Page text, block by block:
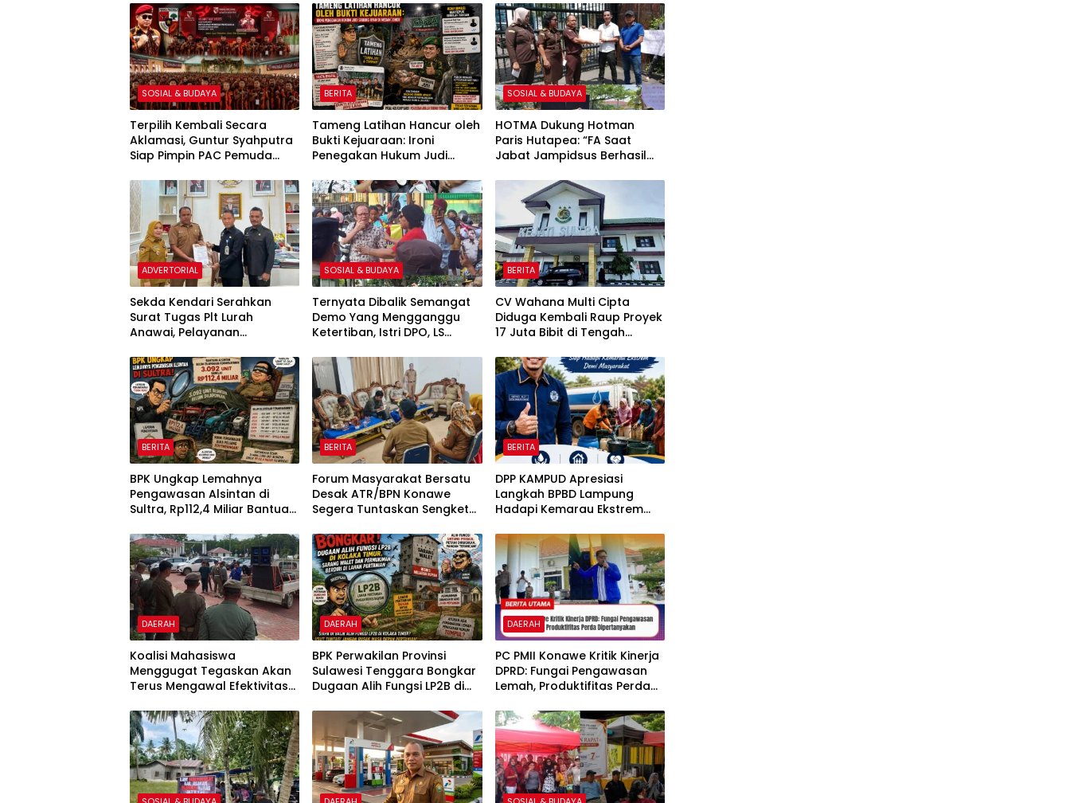
Kasus Dugaan Pemerasan
Komunikasi dengan Media
Penghentian Aktivitas
Hauling dan Evaluasi Total
Perizinan PT Sultra Prima
Lestari
SOSIAL & BUDAYA
Terpilih Kembali Secara
Aklamasi, Guntur Syahputra
Siap Pimpin PAC Pemuda
Periode 2026–2029
BERITA
Tameng Latihan Hancur oleh
Bukti Kejuaraan: Ironi
Penegakan Hukum Judi
Johor
SOSIAL & BUDAYA
HOTMA Dukung Hotman
Paris Hutapea: “FA Saat
Jabat Jampidsus Berhasil
Rp430 Triliun”
ADVERTORIAL
Sekda Kendari Serahkan
Surat Tugas Plt Lurah
Anawai, Pelayanan
Tetap Berjalan
SOSIAL & BUDAYA
Ternyata Dibalik Semangat
Demo Yang Mengganggu
Ketertiban, Istri DPO, LS
Suaminya
BERITA
CV Wahana Multi Cipta
Diduga Kembali Raup Proyek
17 Juta Bibit di Tengah
Miliar, Kasipenkum: Kami
Menunggu P21 dari Polda
Sultra
BERITA
BPK Ungkap Lemahnya
Pengawasan Alsintan di
Sultra, Rp112,4 Miliar Bantuan
Pemanfaatannya
BERITA
Forum Masyarakat Bersatu
Desak ATR/BPN Konawe
Segera Tuntaskan Sengketa
Tenggat Waktu 2×24 Jam
BERITA
DPP KAMPUD Apresiasi
Langkah BPBD Lampung
Hadapi Kemarau Ekstrem
Bersih
DAERAH
Koalisi Mahasiswa
Menggugat Tegaskan Akan
Terus Mengawal Efektivitas
Konawe
DAERAH
BPK Perwakilan Provinsi
Sulawesi Tenggara Bongkar
Dugaan Alih Fungsi LP2B di
dan Permukiman Berdiri di
Lahan Pertanian
DAERAH
PC PMII Konawe Kritik Kinerja
DPRD: Fungai Pengawasan
Lemah, Produktifitas Perda